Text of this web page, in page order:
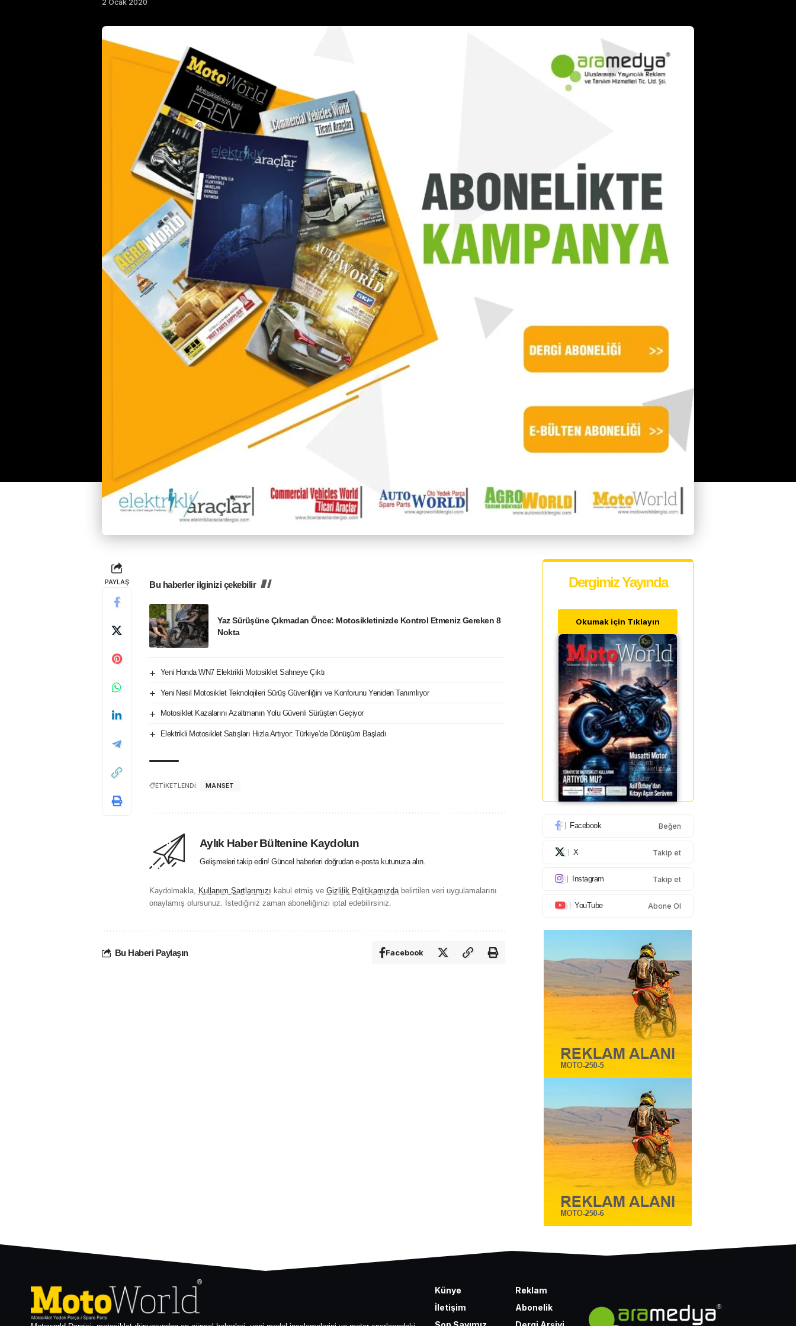
2 Ocak 2020
PAYLAŞ Bu haberler ilginizi çekebilir
Yaz Sürüşüne Çıkmadan Önce: Motosikletinizde Kontrol Etmeniz Gereken 8
Nokta
Yeni Honda WN7 Elektrikli Motosiklet Sahneye Çıktı
Yeni Nesil Motosiklet Teknolojileri Sürüş Güvenliğini ve Konforunu Yeniden Tanımlıyor
Motosiklet Kazalarını Azaltmanın Yolu Güvenli Sürüşten Geçiyor
Elektrikli Motosiklet Satışları Hızla Artıyor: Türkiye’de Dönüşüm Başladı
ETİKETLENDİ: MANSET
Aylık Haber Bültenine Kaydolun
Gelişmeleri takip edin! Güncel haberleri doğrudan e-posta kutunuza alın.
Kaydolmakla, Kullanım Şartlarımızı kabul etmiş ve Gizlilik Politikamızdabelirtilen veri uygulamalarını
onaylamış olursunuz. İstediğiniz zaman aboneliğinizi iptal edebilirsiniz.
Bu Haberi Paylaşın Facebook
Dergimiz Yayında
Okumak için Tıklayın
Facebook Beğen
X Takip et
Instagram Takip et
YouTube Abone Ol
Künye
İletişim
Reklam
Abonelik